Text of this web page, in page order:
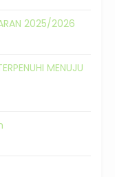
2025/2026
MENUJU